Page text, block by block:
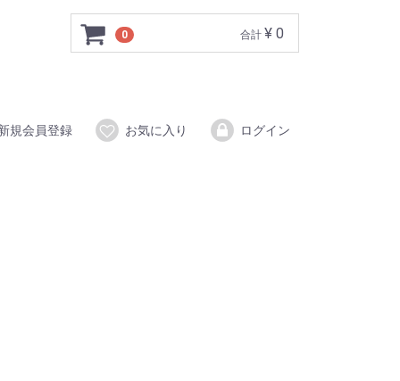
0 合計 ¥ 0
規会員登録 お気に入り ログイン